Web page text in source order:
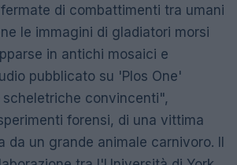
di combattimenti tra umani
le immagini di gladiatori morsi
in antichi mosaici e
pubblicato su 'Plos One'
convincenti",
forensi, di una vittima
un grande animale carnivoro. Il